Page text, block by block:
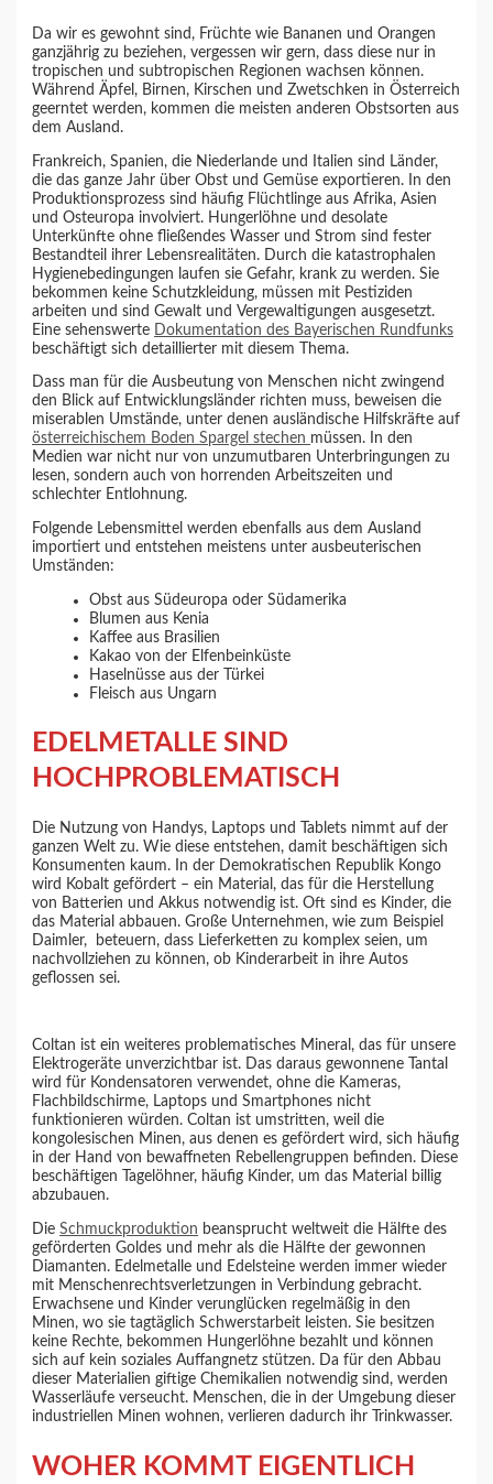
Da wir es gewohnt sind, Früchte wie Bananen und Orangen
ganzjährig zu beziehen, vergessen wir gern, dass diese nur in
tropischen und subtropischen Regionen wachsen können.
Während Äpfel, Birnen, Kirschen und Zwetschken in Österreich
geerntet werden, kommen die meisten anderen Obstsorten aus
dem Ausland.
Frankreich, Spanien, die Niederlande und Italien sind Länder,
die das ganze Jahr über Obst und Gemüse exportieren. In den
Produktionsprozess sind häufig Flüchtlinge aus Afrika, Asien
und Osteuropa involviert. Hungerlöhne und desolate
Unterkünfte ohne fließendes Wasser und Strom sind fester
Bestandteil ihrer Lebensrealitäten. Durch die katastrophalen
Hygienebedingungen laufen sie Gefahr, krank zu werden. Sie
bekommen keine Schutzkleidung, müssen mit Pestiziden
arbeiten und sind Gewalt und Vergewaltigungen ausgesetzt.
Eine sehenswerte
Dokumentation des Bayerischen Rundfunks
beschäftigt sich detaillierter mit diesem Thema.
Dass man für die Ausbeutung von Menschen nicht zwingend
den Blick auf Entwicklungsländer richten muss, beweisen die
miserablen Umstände, unter denen ausländische Hilfskräfte auf
österreichischem Boden Spargel stechen müssen. In den
Medien war nicht nur von unzumutbaren Unterbringungen zu
lesen, sondern auch von horrenden Arbeitszeiten und
schlechter Entlohnung.
Folgende Lebensmittel werden ebenfalls aus dem Ausland
importiert und entstehen meistens unter ausbeuterischen
Umständen:
Obst aus Südeuropa oder Südamerika
Blumen aus Kenia
Kaffee aus Brasilien
Kakao von der Elfenbeinküste
Haselnüsse aus der Türkei
Fleisch aus Ungarn
EDELMETALLE SIND
HOCHPROBLEMATISCH
Die Nutzung von Handys, Laptops und Tablets nimmt auf der
ganzen Welt zu. Wie diese entstehen, damit beschäftigen sich
Konsumenten kaum. In der Demokratischen Republik Kongo
wird Kobalt gefördert – ein Material, das für die Herstellung
von Batterien und Akkus notwendig ist. Oft sind es Kinder, die
das Material abbauen. Große Unternehmen, wie zum Beispiel
Daimler, beteuern, dass Lieferketten zu komplex seien, um
nachvollziehen zu können, ob Kinderarbeit in ihre Autos
geflossen sei.
Coltan ist ein weiteres problematisches Mineral, das für unsere
Elektrogeräte unverzichtbar ist. Das daraus gewonnene Tantal
wird für Kondensatoren verwendet, ohne die Kameras,
Flachbildschirme, Laptops und Smartphones nicht
funktionieren würden. Coltan ist umstritten, weil die
kongolesischen Minen, aus denen es gefördert wird, sich häufig
in der Hand von bewaffneten Rebellengruppen befinden. Diese
beschäftigen Tagelöhner, häufig Kinder, um das Material billig
abzubauen.
DieSchmuckproduktion beansprucht weltweit die Hälfte des
geförderten Goldes und mehr als die Hälfte der gewonnen
Diamanten. Edelmetalle und Edelsteine werden immer wieder
mit Menschenrechtsverletzungen in Verbindung gebracht.
Erwachsene und Kinder verunglücken regelmäßig in den
Minen, wo sie tagtäglich Schwerstarbeit leisten. Sie besitzen
keine Rechte, bekommen Hungerlöhne bezahlt und können
sich auf kein soziales Auffangnetz stützen. Da für den Abbau
dieser Materialien giftige Chemikalien notwendig sind, werden
Wasserläufe verseucht. Menschen, die in der Umgebung dieser
industriellen Minen wohnen, verlieren dadurch ihr Trinkwasser.
WOHER KOMMT EIGENTLICH